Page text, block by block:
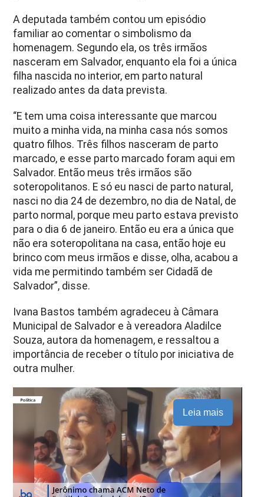
A deputada também contou um episódio
familiar ao comentar o simbolismo da
homenagem. Segundo ela, os três irmãos
nasceram em Salvador, enquanto ela foi a única
filha nascida no interior, em parto natural
realizado antes da data prevista.
“E tem uma coisa interessante que marcou
muito a minha vida, na minha casa nós somos
quatro filhos. Três filhos nasceram de parto
marcado, e esse parto marcado foram aqui em
Salvador. Então meus três irmãos são
soteropolitanos. E só eu nasci de parto natural,
nasci no dia 24 de dezembro, no dia de Natal, de
parto normal, porque meu parto estava previsto
para o dia 6 de janeiro. Então eu era a única que
não era soteropolitana na casa, então hoje eu
brinco com meus irmãos e disse, olha, acabou a
vida me permitindo também ser Cidadã de
Salvador”, disse.
Ivana Bastos também agradeceu à Câmara
Municipal de Salvador e à vereadora Aladilce
Souza, autora da homenagem, e ressaltou a
importância de receber o título por iniciativa de
outra mulher.
Leia mais